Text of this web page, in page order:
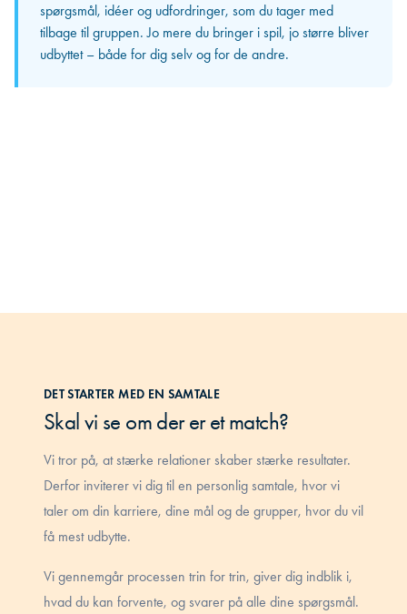
spørgsmål, idéer og udfordringer, som du tager med
tilbage til gruppen. Jo mere du bringer i spil, jo større bliver
udbyttet – både for dig selv og for de andre.
De input og perspektiver, du får med hjem, bliver i
stigende grad til konkrete løsninger i din egen
organisation. Det er her, du for alvor mærker, hvordan
DET STARTER MED EN SAMTALE
Skal vi se om der er et match?
Vi tror på, at stærke relationer skaber stærke resultater.
Derfor inviterer vi dig til en personlig samtale, hvor vi
taler om din karriere, dine mål og de grupper, hvor du vil
få mest udbytte.
Vi gennemgår processen trin for trin, giver dig indblik i,
hvad du kan forvente, og svarer på alle dine spørgsmål.